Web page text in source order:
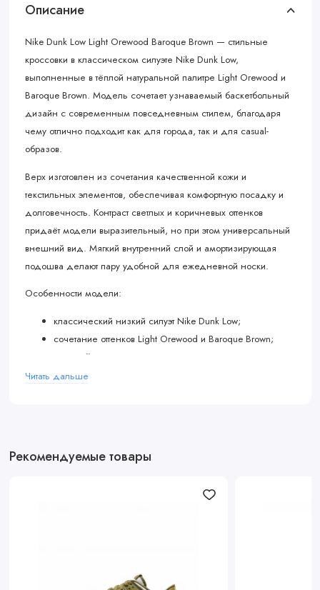
Описание
Nike Dunk Low Light Orewood Baroque Brown — стильные
кроссовки в классическом силуэте Nike Dunk Low,
выполненные в тёплой натуральной палитре Light Orewood и
Baroque Brown. Модель сочетает узнаваемый баскетбольный
дизайн с современным повседневным стилем, благодаря
чему отлично подходит как для города, так и для casual-
образов.
Верх изготовлен из сочетания качественной кожи и
текстильных элементов, обеспечивая комфортную посадку и
долговечность. Контраст светлых и коричневых оттенков
придаёт модели выразительный, но при этом универсальный
внешний вид. Мягкий внутренний слой и амортизирующая
подошва делают пару удобной для ежедневной носки.
Особенности модели:
классический низкий силуэт Nike Dunk Low;
сочетание оттенков Light Orewood и Baroque Brown;
прочный верх из кожи и текстиля;
мягкая амортизация и комфортная посадка;
Читать дальше
Рекомендуемые товары